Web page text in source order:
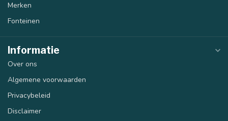
Merken
Fonteinen
Informatie
Over ons
Algemene voorwaarden
Privacybeleid
Disclaimer